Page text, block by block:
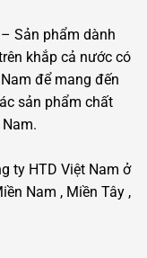
Sản phẩm dành
khắp cả nước có
để mang đến
sản phẩm chất
ty HTD Việt Nam ở
Nam , Miền Tây ,